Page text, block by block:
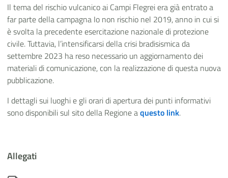
Il tema del rischio vulcanico ai Campi Flegrei era già entrato a
far parte della campagna Io non rischio nel 2019, anno in cui si
è svolta la precedente esercitazione nazionale di protezione
civile. Tuttavia, l’intensificarsi della crisi bradisismica da
settembre 2023 ha reso necessario un aggiornamento dei
materiali di comunicazione, con la realizzazione di questa nuova
pubblicazione.
I dettagli sui luoghi e gli orari di apertura dei punti informativi
sono disponibili sul sito della Regione aquesto link.
Allegati